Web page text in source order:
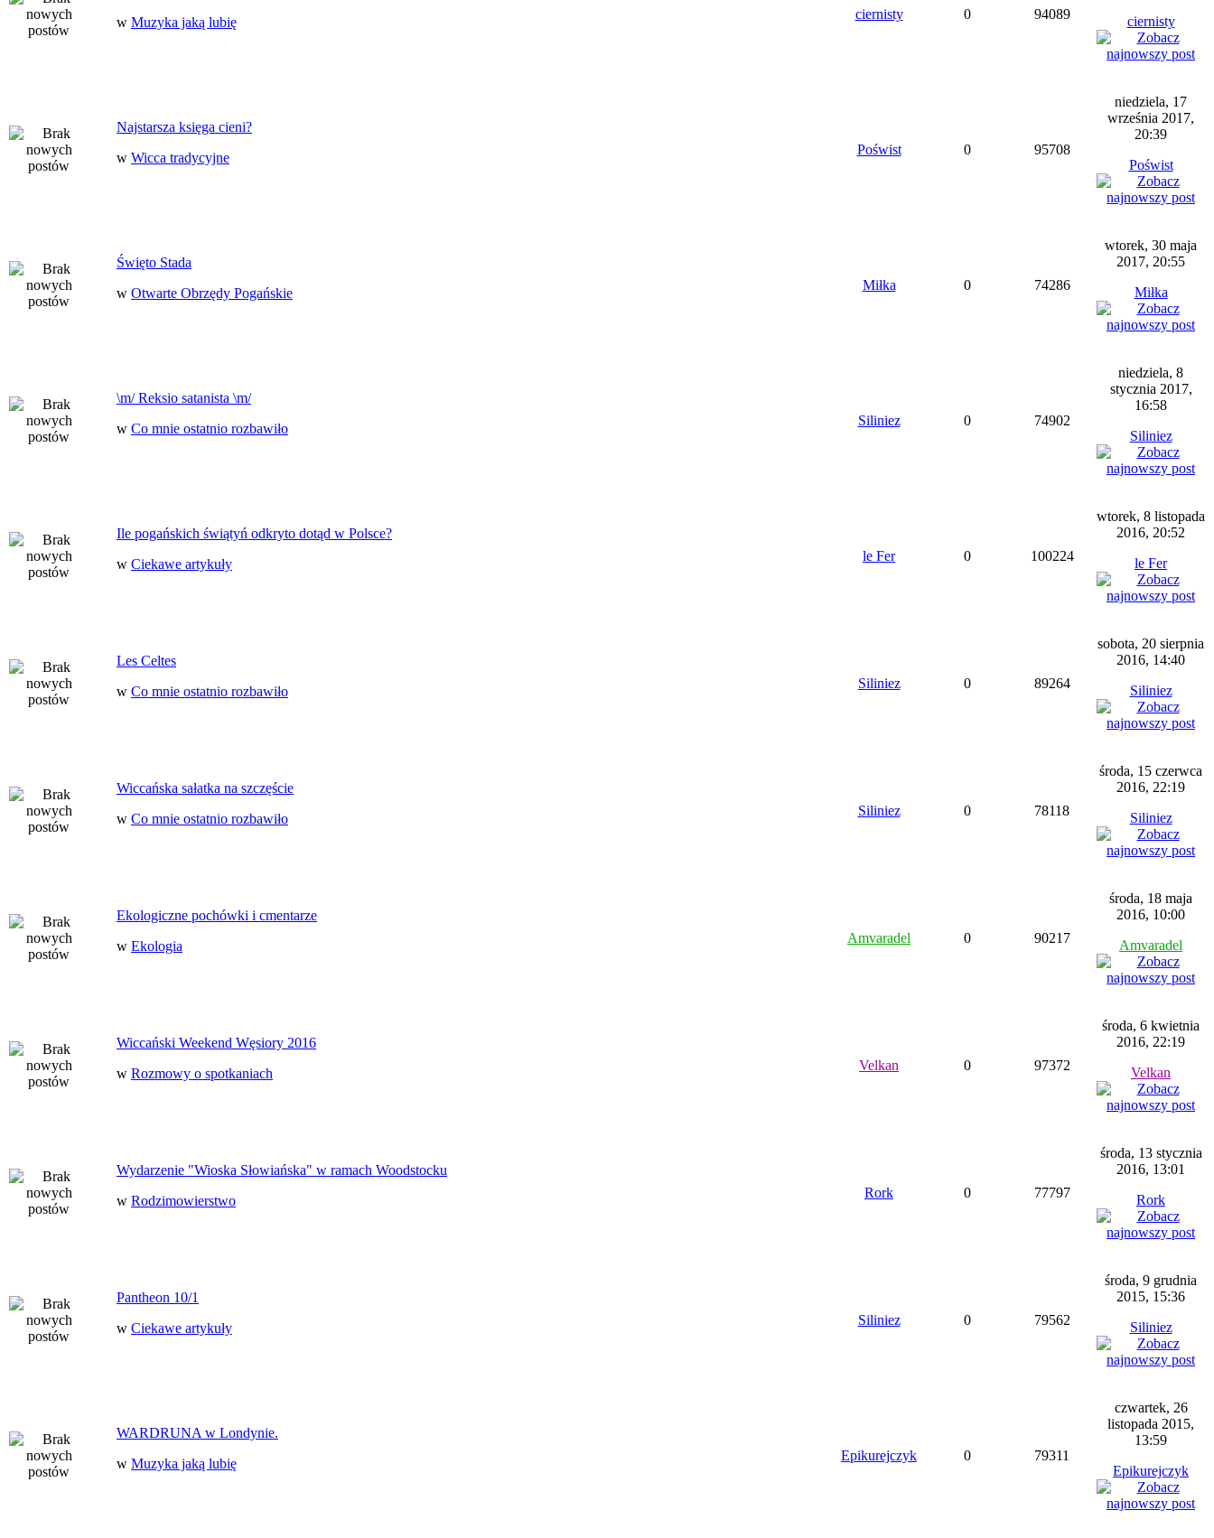
w Muzyka jaką lubię
ciernisty 0 94089
ciernisty
Najstarsza księga cieni?
w Wicca tradycyjne
Poświst 0 95708
niedziela, 17
września 2017,
20:39
Poświst
Święto Stada
w Otwarte Obrzędy Pogańskie
Miłka 0 74286
wtorek, 30 maja
2017, 20:55
Miłka
\m/ Reksio satanista \m/
w Co mnie ostatnio rozbawiło
Siliniez 0 74902
niedziela, 8
stycznia 2017,
16:58
Siliniez
Ile pogańskich świątyń odkryto dotąd w Polsce?
w Ciekawe artykuły
le Fer 0 100224
wtorek, 8 listopada
2016, 20:52
le Fer
Les Celtes
w Co mnie ostatnio rozbawiło
Siliniez 0 89264
sobota, 20 sierpnia
2016, 14:40
Siliniez
Wiccańska sałatka na szczęście
w Co mnie ostatnio rozbawiło
Siliniez 0 78118
środa, 15 czerwca
2016, 22:19
Siliniez
Ekologiczne pochówki i cmentarze
w Ekologia
Amvaradel 0 90217
środa, 18 maja
2016, 10:00
Amvaradel
Wiccański Weekend Węsiory 2016
w Rozmowy o spotkaniach
Velkan 0 97372
środa, 6 kwietnia
2016, 22:19
Velkan
Wydarzenie "Wioska Słowiańska" w ramach Woodstocku
w Rodzimowierstwo
Rork 0 77797
środa, 13 stycznia
2016, 13:01
Rork
Pantheon 10/1
w Ciekawe artykuły
Siliniez 0 79562
środa, 9 grudnia
2015, 15:36
Siliniez
WARDRUNA w Londynie.
w Muzyka jaką lubię
Epikurejczyk 0 79311
czwartek, 26
listopada 2015,
13:59
Epikurejczyk